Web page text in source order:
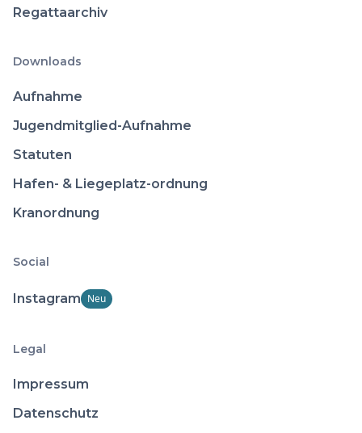
Regattaarchiv
Downloads
Aufnahme
Jugendmitglied-Aufnahme
Statuten
Hafen- & Liegeplatz-ordnung
Kranordnung
Social
Instagram Neu
Legal
Impressum
Datenschutz